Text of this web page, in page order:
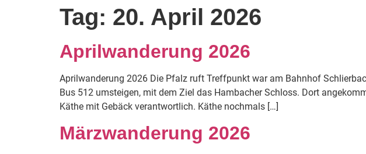
Tag: 20. April 2026
Aprilwanderung 2026
Aprilwanderung 2026 Die Pfalz ruft Treffpunkt war am Bahnhof
Bus 512 umsteigen, mit dem Ziel das Hambacher Schloss. Dort
Käthe mit Gebäck verantwortlich. Käthe nochmals […]
Märzwanderung 2026